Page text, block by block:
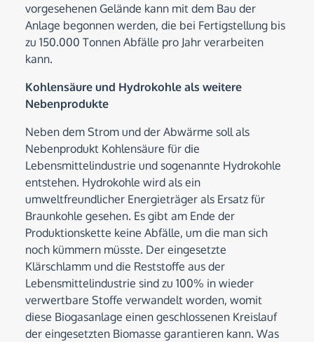
vorgesehenen Gelände kann mit dem Bau der
Anlage begonnen werden, die bei Fertigstellung bis
zu 150.000 Tonnen Abfälle pro Jahr verarbeiten
kann.
Kohlensäure und Hydrokohle als weitere
Nebenprodukte
Neben dem Strom und der Abwärme soll als
Nebenprodukt Kohlensäure für die
Lebensmittelindustrie und sogenannte Hydrokohle
entstehen. Hydrokohle wird als ein
umweltfreundlicher Energieträger als Ersatz für
Braunkohle gesehen. Es gibt am Ende der
Produktionskette keine Abfälle, um die man sich
noch kümmern müsste. Der eingesetzte
Klärschlamm und die Reststoffe aus der
Lebensmittelindustrie sind zu 100% in wieder
verwertbare Stoffe verwandelt worden, womit
diese Biogasanlage einen geschlossenen Kreislauf
der eingesetzten Biomasse garantieren kann. Was